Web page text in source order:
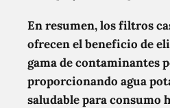
En resumen, los filtros
ofrecen el beneficio de
gama de contaminantes
proporcionando agua
saludable para consumo